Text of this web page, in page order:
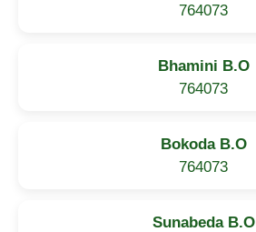
764073
Bhamini B.O
764073
Bokoda B.O
764073
Sunabeda B.O